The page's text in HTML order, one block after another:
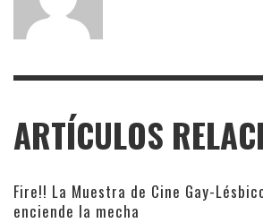
ARTÍCULOS
Fire!! La Muestra de Cine Gay-
enciende la mecha